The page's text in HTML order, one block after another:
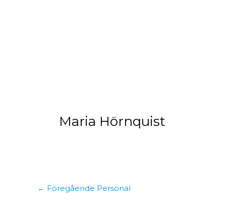
Maria Hörnquist
← Föregående Personal